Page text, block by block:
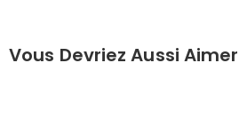
Vous Devriez Aussi Aimer